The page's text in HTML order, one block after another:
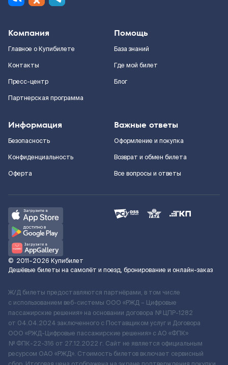
Компания
Главное о Купибилете
Контакты
Пресс-центр
Партнерская программа
Помощь
База знаний
Где мой билет
Блог
Информация
Безопасность
Конфиденциальность
Оферта
Важные ответы
Оформление и покупка
Возврат и обмен билета
Все вопросы и ответы
© 2011–2026 Купибилет
Дешёвые билеты на самолёт и поезд, бронирование и онлайн-заказ
Ж/Д билеты предоставляются партнёрами, в том числе
с использованием веб-системы ООО «РЖД – Цифровые
пассажирские решения» на основании договора № ЦПР-1282
от 04.04.2024 заключенного с Поставщиком услуг и Договора
ООО «РЖД-Цифровые пассажирские решения» c АО «ФПК»
№ ФПК-22-316 от 27.12.2022 г. Сайт не является официальным
ресурсом ОАО «РЖД». Стоимость билетов включает сервисный